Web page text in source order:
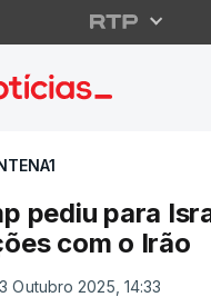
pediu para
com o Irão
Outubro 2025, 14:33